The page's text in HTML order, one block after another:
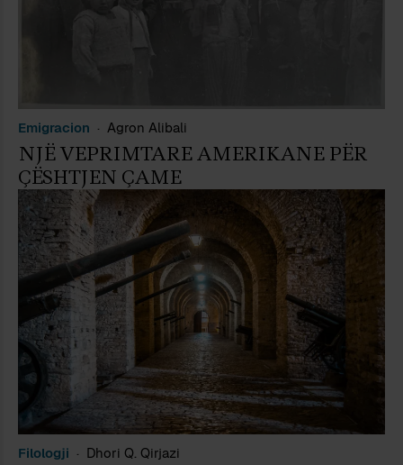
Emigracion Agron Alibali
NJË VEPRIMTARE AMERIKANE PËR
ÇËSHTJEN ÇAME
Filologji Dhori Q. Qirjazi